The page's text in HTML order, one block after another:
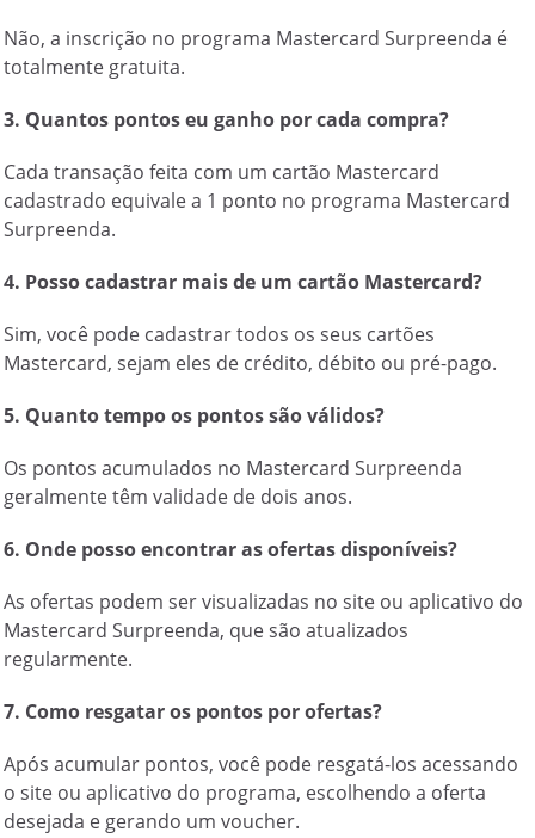
Não, a inscrição no programa Mastercard Surpreenda é
totalmente gratuita.
3. Quantos pontos eu ganho por cada compra?
Cada transação feita com um cartão Mastercard
cadastrado equivale a 1 ponto no programa Mastercard
Surpreenda.
4. Posso cadastrar mais de um cartão Mastercard?
Sim, você pode cadastrar todos os seus cartões
Mastercard, sejam eles de crédito, débito ou pré-pago.
5. Quanto tempo os pontos são válidos?
Os pontos acumulados no Mastercard Surpreenda
geralmente têm validade de dois anos.
6. Onde posso encontrar as ofertas disponíveis?
As ofertas podem ser visualizadas no site ou aplicativo do
Mastercard Surpreenda, que são atualizados
regularmente.
7. Como resgatar os pontos por ofertas?
Após acumular pontos, você pode resgatá-los acessando
o site ou aplicativo do programa, escolhendo a oferta
desejada e gerando um voucher.